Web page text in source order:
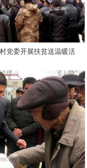
党委开展扶贫送温暖活